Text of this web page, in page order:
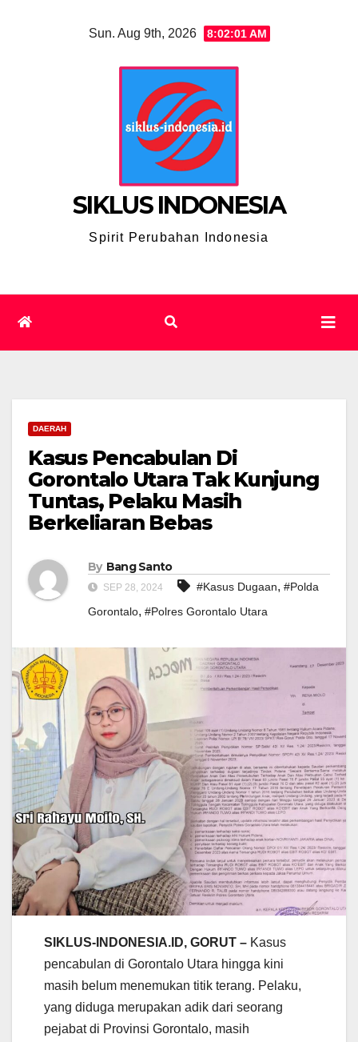
Sun. Aug 9th, 2026 8:02:02 AM
SIKLUS INDONESIA
Spirit Perubahan Indonesia
DAERAH
Kasus Pencabulan Di
Gorontalo Utara Tak Kunjung
Tuntas, Pelaku Masih
Berkeliaran Bebas
By Bang Santo
SEP 28, 2024 #Kasus Dugaan, #Polda
Gorontalo, #Polres Gorontalo Utara
SIKLUS-INDONESIA.ID, GORUT – Kasus
pencabulan di Gorontalo Utara hingga kini
masih belum menemukan titik terang. Pelaku,
yang diduga merupakan adik dari seorang
pejabat di Provinsi Gorontalo, masih